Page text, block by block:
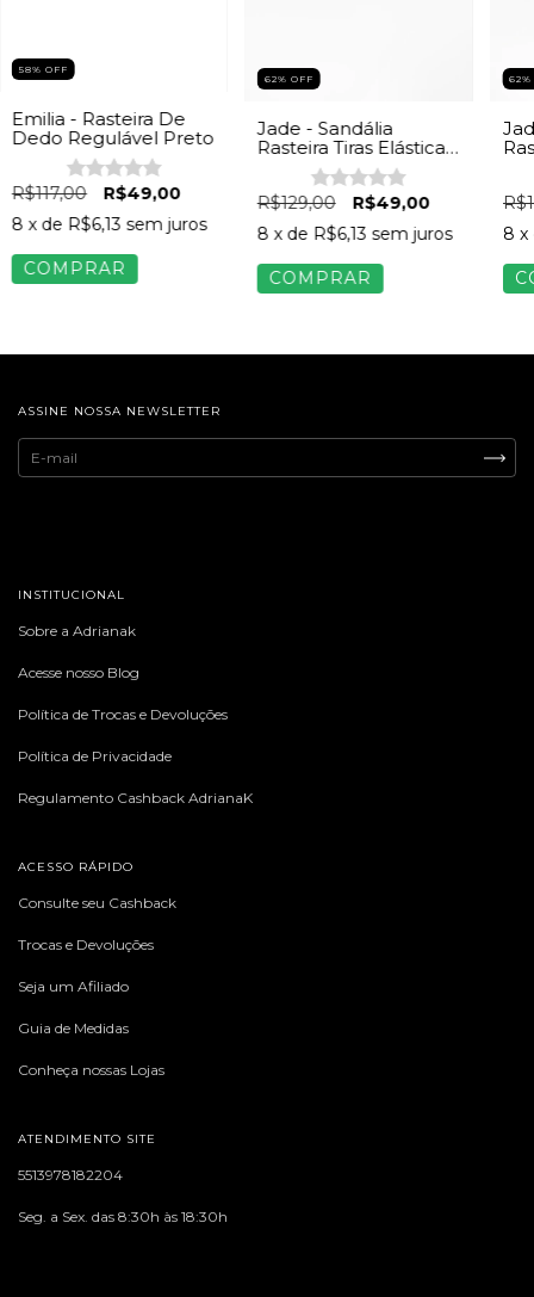
58% OFF
Emilia - Rasteira De
Dedo Regulável Preto
R$117,00
R$49,00
8 x de R$6,13 sem juros
COMPRAR
62% OFF
Jade - Sandália
Rasteira Tiras Elástica
Feminina Vinho
R$129,00
R$49,00
8 x de R$6,13 sem juros
COMPRAR
62
8 x
ASSINE NOSSA NEWSLETTER
INSTITUCIONAL
Sobre a Adrianak
Acesse nosso Blog
Política de Trocas e Devoluções
Política de Privacidade
Regulamento Cashback AdrianaK
ACESSO RÁPIDO
Consulte seu Cashback
Trocas e Devoluções
Seja um Afiliado
Guia de Medidas
Conheça nossas Lojas
ATENDIMENTO SITE
5513978182204
Seg. a Sex. das 8:30h às 18:30h